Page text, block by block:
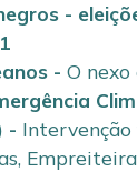
-
-O nexo
-